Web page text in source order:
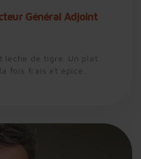
Général Adjoint
leche de tigre. Un plat
fois frais et épicé.